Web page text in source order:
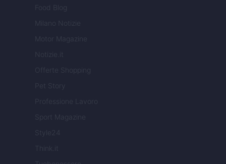
Food Blog
Milano Notizie
Motor Magazine
Notizie.it
Offerte Shopping
Pet Story
Professione Lavoro
Sport Magazine
Style24
Think.it